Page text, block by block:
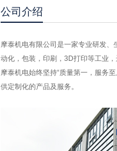
公司介绍
摩泰机电有限公司是一家专业研发
动化，包装，印刷， 3D打印等工业
摩泰机电始终坚持“质量第一，服务
供定制化的产品及服务。